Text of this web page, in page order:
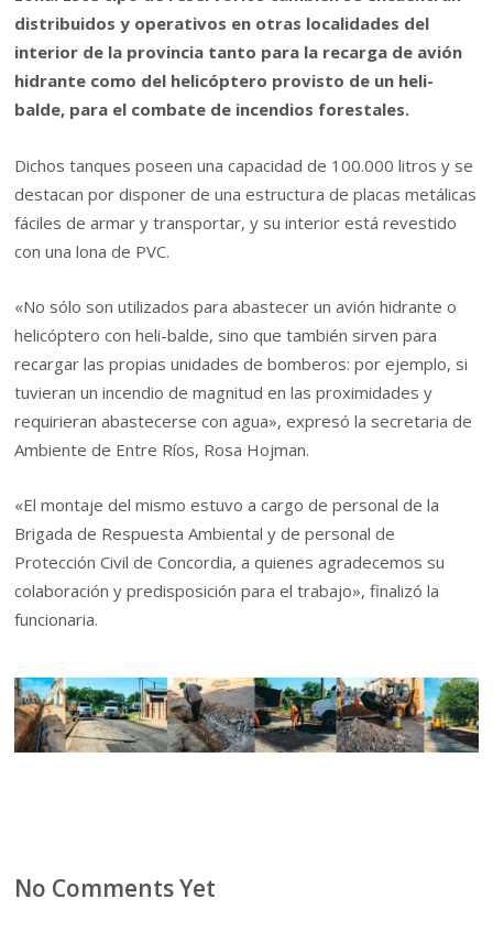
distribuidos y operativos en otras localidades del
interior de la provincia tanto para la recarga de avión
hidrante como del helicóptero provisto de un heli-
balde, para el combate de incendios forestales.
Dichos tanques poseen una capacidad de 100.000 litros y se
destacan por disponer de una estructura de placas metálicas
fáciles de armar y transportar, y su interior está revestido
con una lona de PVC.
«No sólo son utilizados para abastecer un avión hidrante o
helicóptero con heli-balde, sino que también sirven para
recargar las propias unidades de bomberos: por ejemplo, si
tuvieran un incendio de magnitud en las proximidades y
requirieran abastecerse con agua», expresó la secretaria de
Ambiente de Entre Ríos, Rosa Hojman.
«El montaje del mismo estuvo a cargo de personal de la
Brigada de Respuesta Ambiental y de personal de
Protección Civil de Concordia, a quienes agradecemos su
colaboración y predisposición para el trabajo», finalizó la
funcionaria.
No Comments Yet